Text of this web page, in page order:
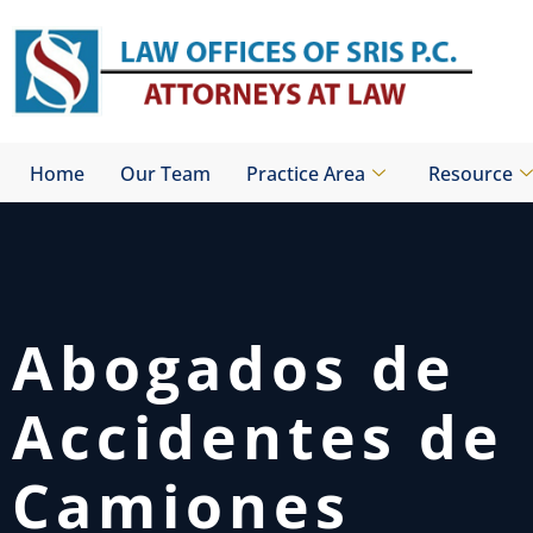
content
Home Our Team Practice Area Resource
Abogados de
Accidentes de
Camiones